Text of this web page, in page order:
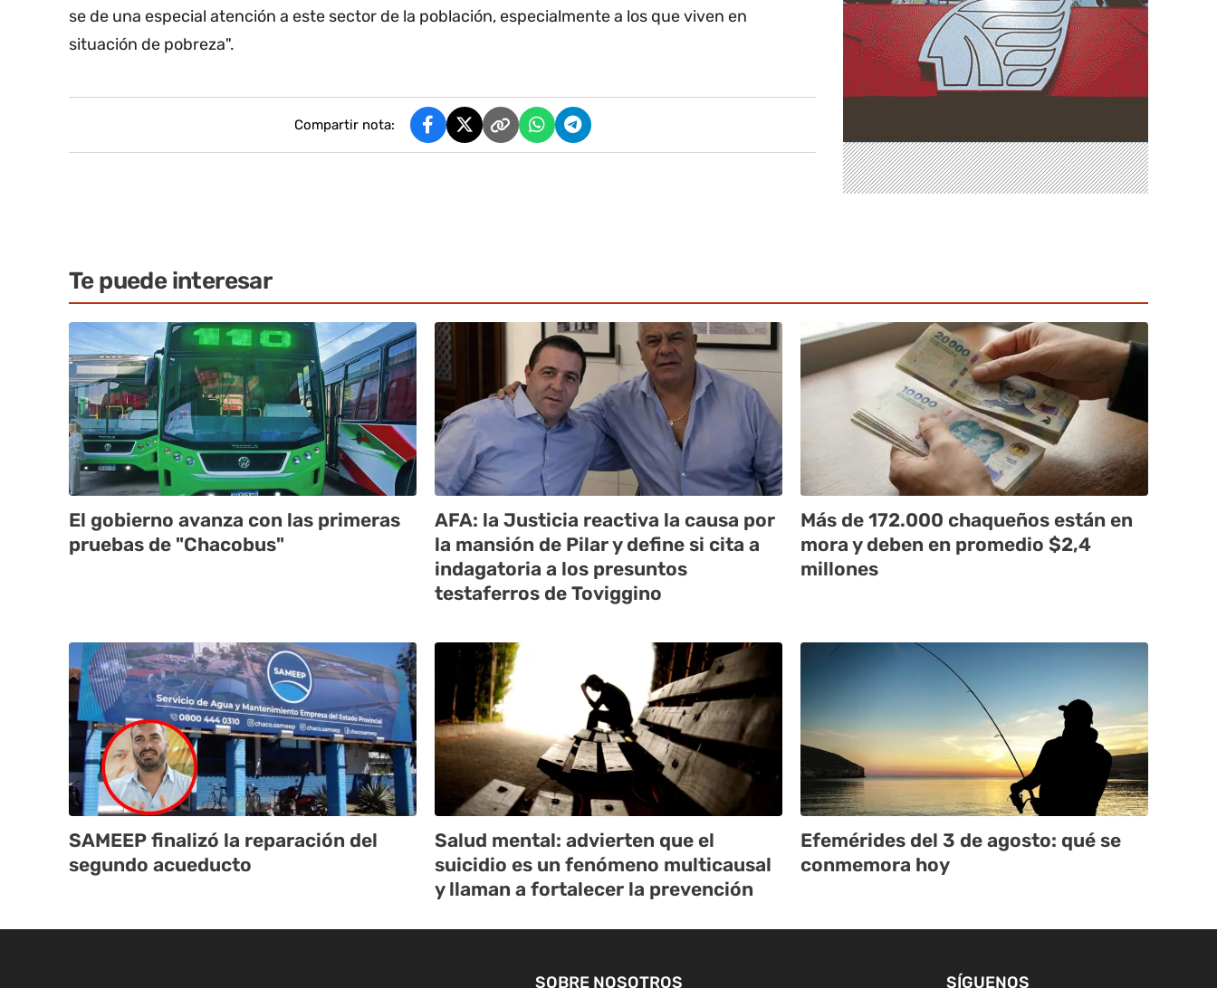
se de una especial atención a este sector de la población, especialmente a los que viven en
situación de pobreza".
Compartir nota:
Te puede interesar
El gobierno avanza con las primeras
pruebas de "Chacobus"
AFA: la Justicia reactiva la causa por
la mansión de Pilar y define si cita a
indagatoria a los presuntos
testaferros de Toviggino
Más de 172.000 chaqueños están en
mora y deben en promedio $2,4
millones
SAMEEP finalizó la reparación del
segundo acueducto
Salud mental: advierten que el
suicidio es un fenómeno multicausal
y llaman a fortalecer la prevención
Efemérides del 3 de agosto: qué se
conmemora hoy
SOBRE NOSOTROS SÍGUENOS